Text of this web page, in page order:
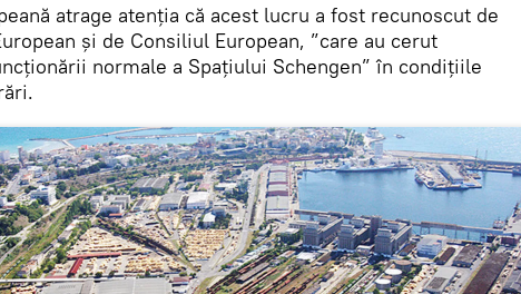
atrage atenția că acest lucru a fost recunoscut de
şi de Consiliul European, ”care au cerut
normale a Spațiului Schengen” în condițiile